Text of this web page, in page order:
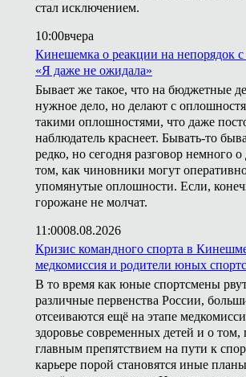
стал исключением.
10:00вчера
Кинешемка о реакции на непорядок с
«Я даже не ожидала»
Бывает же такое, что на бюджетные
нужное дело, но делают с
такими оплошностями, что даже
наблюдатель краснеет. Бывать-то
редко, но сегодня разговор немного
том, как чиновники могут
упомянутые оплошности. Если,
горожане не молчат.
11:0008.08.2026
Кризис командного спорта в
медкомиссия и родители юных
В то время как юные спортсмены
различные первенства России,
отсеиваются ещё на этапе
здоровье современных детей и о том,
главным препятствием на пути к
карьере порой становятся иные